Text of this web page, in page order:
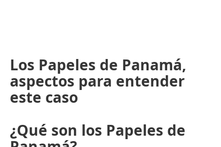
Los Papeles de Panamá,
aspectos para entender
este caso
¿Qué son los Papeles de